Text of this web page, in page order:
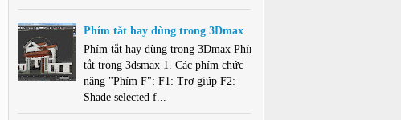
Phím tắt hay dùng trong 3Dmax
Phím tắt hay dùng trong 3Dmax Phím
tắt trong 3dsmax 1. Các phím chức
năng "Phím F": F1: Trợ giúp F2:
Shade selected f...